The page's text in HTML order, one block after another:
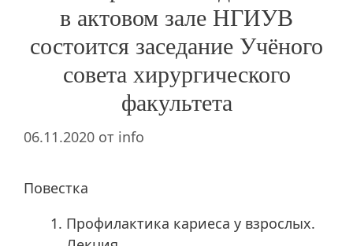
в актовом зале НГИУВ
состоится заседание Учёного
совета хирургического
факультета
06.11.2020 от info
Повестка
Профилактика кариеса у взрослых.